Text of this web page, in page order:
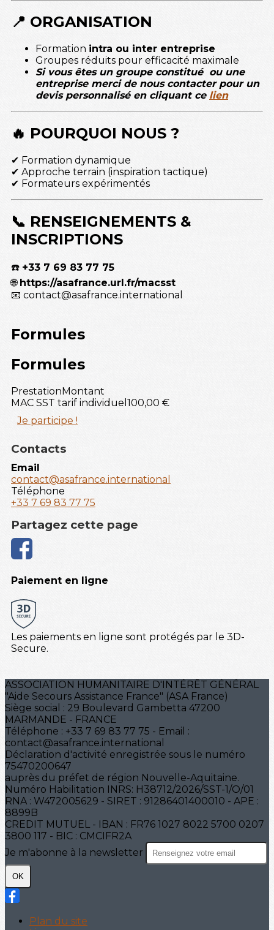
📍 ORGANISATION
Formation intra ou inter entreprise
Groupes réduits pour efficacité maximale
Si vous êtes un groupe constitué ou une
entreprise merci de nous contacter pour un
devis personnalisé en cliquant ce lien
🔥 POURQUOI NOUS ?
✔ Formation dynamique
✔ Approche terrain (inspiration tactique)
✔ Formateurs expérimentés
📞 RENSEIGNEMENTS &
INSCRIPTIONS
☎️ +33 7 69 83 77 75
🌐https://asafrance.url.fr/macsst
📧 contact@asafrance.international
Formules
Formules
PrestationMontant
MAC SST tarif individuel 100,00 €
Je participe !
Contacts
Email
contact@asafrance.international
Téléphone
+33 7 69 83 77 75
Partagez cette page
Paiement en ligne
Les paiements en ligne sont protégés par le 3D-
Secure.
ASSOCIATION HUMANITAIRE D'INTÉRÊT GÉNÉRAL
"Aide Secours Assistance France" (ASA France)
Siège social : 29 Boulevard Gambetta 47200
MARMANDE - FRANCE
Téléphone : +33 7 69 83 77 75 - Email :
contact@asafrance.international
Déclaration d'activité enregistrée sous le numéro
75470200647
auprès du préfet de région Nouvelle-Aquitaine.
Numéro Habilitation INRS: H38712/2026/SST-1/O/01
RNA : W472005629 - SIRET : 91286401400010 - APE :
8899B
CREDIT MUTUEL - IBAN : FR76 1027 8022 5700 0207
3800 117 - BIC : CMCIFR2A
Je m'abonne à la newsletter
OK
Plan du site